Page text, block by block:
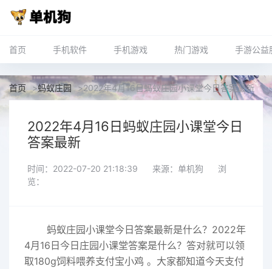
首页 手机软件 手机游戏 热门游戏 手游公益
首页 >蚂蚁庄园 >2022年4月16日蚂蚁庄园小课堂今日答案最新
2022年4月16日蚂蚁庄园小课堂今日
答案最新
时间：2022-07-20 21:18:39 来源：单机狗
浏
览：
蚂蚁庄园小课堂今日答案最新是什么？2022年
4月16日今日庄园小课堂答案是什么？答对就可以领
取180g饲料喂养支付宝小鸡 。大家都知道今天支付